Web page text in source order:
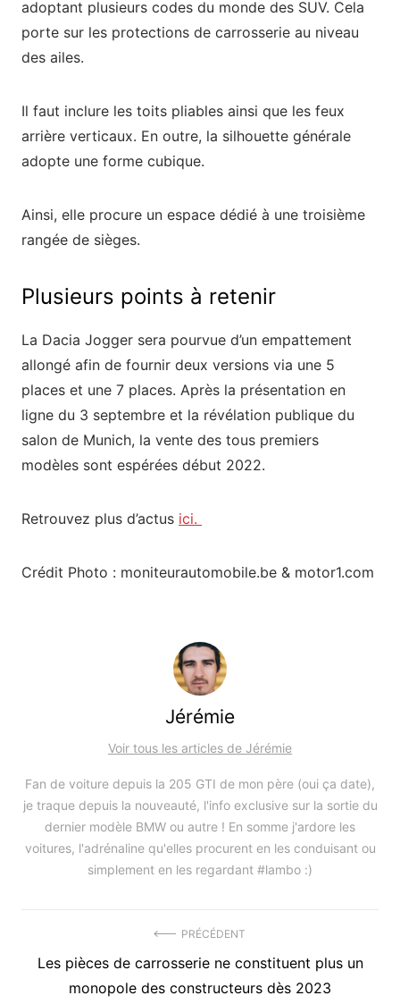
adoptant plusieurs codes du monde des SUV. Cela
porte sur les protections de carrosserie au niveau
des ailes.
Il faut inclure les toits pliables ainsi que les feux
arrière verticaux. En outre, la silhouette générale
adopte une forme cubique.
Ainsi, elle procure un espace dédié à une troisième
rangée de sièges.
Plusieurs points à retenir
La Dacia Jogger sera pourvue d’un empattement
allongé afin de fournir deux versions via une 5
places et une 7 places. Après la présentation en
ligne du 3 septembre et la révélation publique du
salon de Munich, la vente des tous premiers
modèles sont espérées début 2022.
Retrouvez plus d’actus ici.
Crédit Photo : moniteurautomobile.be & motor1.com
Jérémie
Voir tous les articles de Jérémie
Fan de voiture depuis la 205 GTI de mon père (oui ça date),
je traque depuis la nouveauté, l'info exclusive sur la sortie du
dernier modèle BMW ou autre ! En somme j'ardore les
voitures, l'adrénaline qu'elles procurent en les conduisant ou
simplement en les regardant #lambo :)
de
PRÉCÉDENT
Précédent
article
Les pièces de carrosserie ne constituent plus un
monopole des constructeurs dès 2023